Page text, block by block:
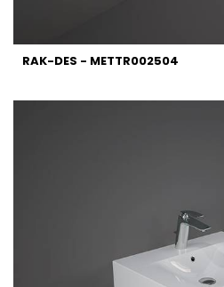
RAK-DES - METTR002504